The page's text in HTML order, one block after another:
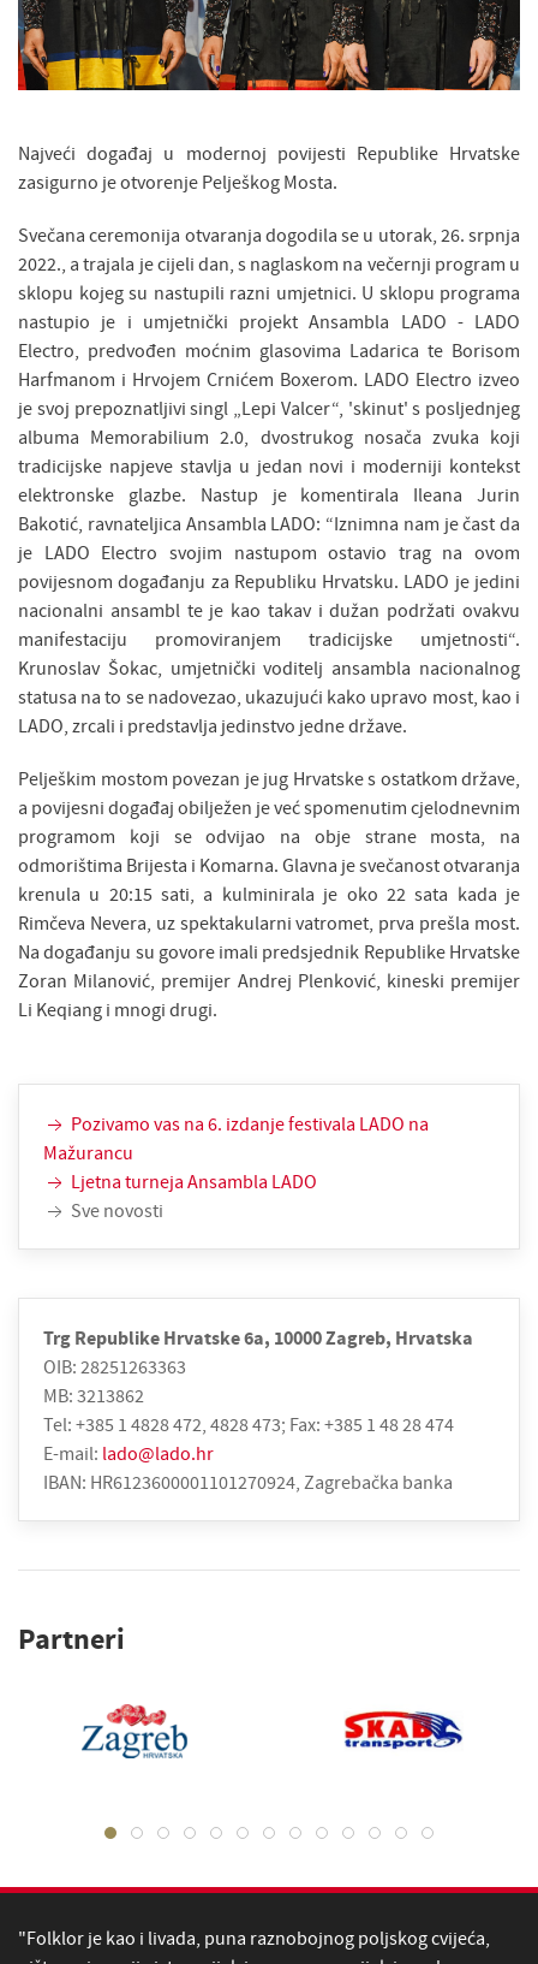
Najveći događaj u modernoj povijesti Republike Hrvatske
zasigurno je otvorenje Pelješkog Mosta.
Svečana ceremonija otvaranja dogodila se u utorak, 26. srpnja
2022., a trajala je cijeli dan, s naglaskom na večernji program u
sklopu kojeg su nastupili razni umjetnici. U sklopu programa
nastupio je i umjetnički projekt Ansambla LADO - LADO
Electro, predvođen moćnim glasovima Ladarica te Borisom
Harfmanom i Hrvojem Crnićem Boxerom. LADO Electro izveo
je svoj prepoznatljivi singl „Lepi Valcer“, 'skinut' s posljednjeg
albuma Memorabilium 2.0, dvostrukog nosača zvuka koji
tradicijske napjeve stavlja u jedan novi i moderniji kontekst
elektronske glazbe. Nastup je komentirala Ileana Jurin
Bakotić, ravnateljica Ansambla LADO: “Iznimna nam je čast da
je LADO Electro svojim nastupom ostavio trag na ovom
povijesnom događanju za Republiku Hrvatsku. LADO je jedini
nacionalni ansambl te je kao takav i dužan podržati ovakvu
manifestaciju promoviranjem tradicijske umjetnosti“.
Krunoslav Šokac, umjetnički voditelj ansambla nacionalnog
statusa na to se nadovezao, ukazujući kako upravo most, kao i
LADO, zrcali i predstavlja jedinstvo jedne države.
Pelješkim mostom povezan je jug Hrvatske s ostatkom države,
a povijesni događaj obilježen je već spomenutim cjelodnevnim
programom koji se odvijao na obje strane mosta, na
odmorištima Brijesta i Komarna. Glavna je svečanost otvaranja
krenula u 20:15 sati, a kulminirala je oko 22 sata kada je
Rimčeva Nevera, uz spektakularni vatromet, prva prešla most.
Na događanju su govore imali predsjednik Republike Hrvatske
Zoran Milanović, premijer Andrej Plenković, kineski premijer
Li Keqiang i mnogi drugi.
Pozivamo vas na 6. izdanje festivala LADO na
Mažurancu
Ljetna turneja Ansambla LADO
Sve novosti
Trg Republike Hrvatske 6a, 10000 Zagreb, Hrvatska
OIB: 28251263363
MB: 3213862
Tel: +385 1 4828 472, 4828 473; Fax: +385 1 48 28 474
E-mail: lado@lado.hr
IBAN: HR6123600001101270924, Zagrebačka banka
Partneri
"Folklor je kao i livada, puna raznobojnog poljskog cvijeća,